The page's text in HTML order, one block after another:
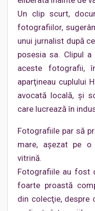
Un clip scurt,
fotografiilor,
unui jurnalist după
posesia sa. Clipul
aceste fotografii,
aparţineau cuplului
avocată locală, şi
care lucrează în
Fotografiile par să
mare, aşezat pe
vitrină.
Fotografiile au fost
foarte proastă
din colecţie,